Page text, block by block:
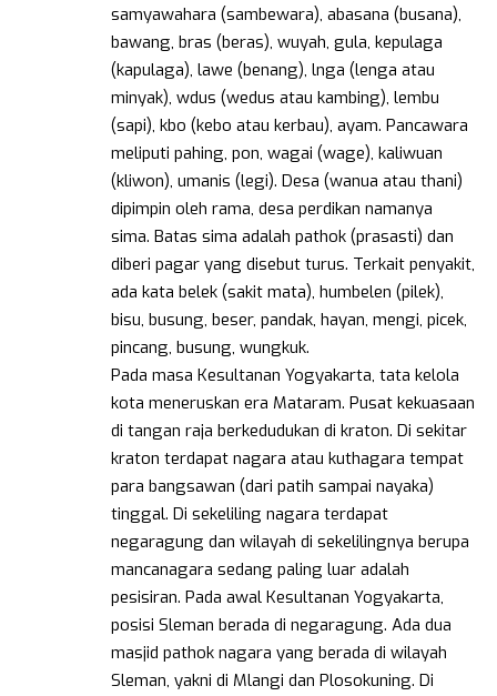
samyawahara (sambewara), abasana (busana),
bawang, bras (beras), wuyah, gula, kepulaga
(kapulaga), lawe (benang), lnga (lenga atau
minyak), wdus (wedus atau kambing), lembu
(sapi), kbo (kebo atau kerbau), ayam. Pancawara
meliputi pahing, pon, wagai (wage), kaliwuan
(kliwon), umanis (legi). Desa (wanua atau thani)
dipimpin oleh rama, desa perdikan namanya
sima. Batas sima adalah pathok (prasasti) dan
diberi pagar yang disebut turus. Terkait penyakit,
ada kata belek (sakit mata), humbelen (pilek),
bisu, busung, beser, pandak, hayan, mengi, picek,
pincang, busung, wungkuk.
Pada masa Kesultanan Yogyakarta, tata kelola
kota meneruskan era Mataram. Pusat kekuasaan
di tangan raja berkedudukan di kraton. Di sekitar
kraton terdapat nagara atau kuthagara tempat
para bangsawan (dari patih sampai nayaka)
tinggal. Di sekeliling nagara terdapat
negaragung dan wilayah di sekelilingnya berupa
mancanagara sedang paling luar adalah
pesisiran. Pada awal Kesultanan Yogyakarta,
posisi Sleman berada di negaragung. Ada dua
masjid pathok nagara yang berada di wilayah
Sleman, yakni di Mlangi dan Plosokuning. Di